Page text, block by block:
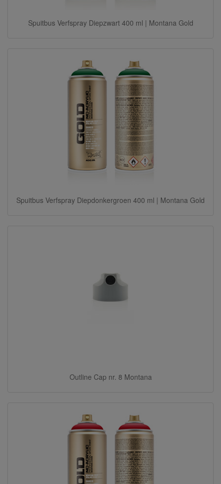
Spuitbus Verfspray Diepzwart 400 ml | Montana Gold
Spuitbus Verfspray Diepdonkergroen 400 ml | Montana Gold
Outline Cap nr. 8 Montana